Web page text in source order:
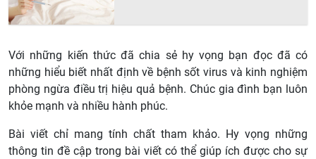
Với những kiến thức đã chia sẻ hy vọng bạn đọc đã có
những hiểu biết nhất định về bệnh sốt virus và kinh nghiệm
phòng ngừa điều trị hiệu quả bệnh. Chúc gia đình bạn luôn
khỏe mạnh và nhiều hành phúc.
Bài viết chỉ mang tính chất tham khảo. Hy vọng những
thông tin đề cập trong bài viết có thể giúp ích được cho sự